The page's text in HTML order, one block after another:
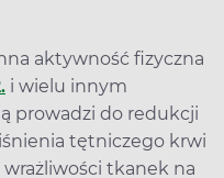
aktywność fizyczna
i wielu innym
prowadzi do redukcji
tętniczego krwi
tkanek na